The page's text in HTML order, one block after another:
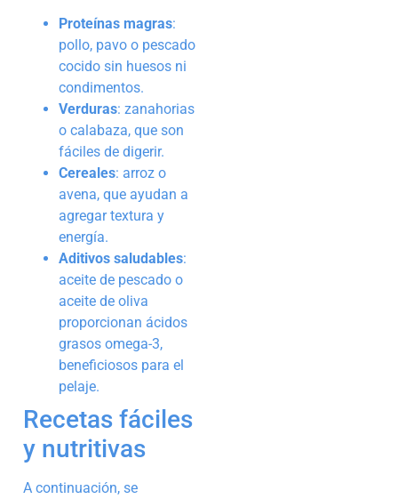
Proteínas magras:
pollo, pavo o pescado
cocido sin huesos ni
condimentos.
Verduras: zanahorias
o calabaza, que son
fáciles de digerir.
Cereales: arroz o
avena, que ayudan a
agregar textura y
energía.
Aditivos saludables:
aceite de pescado o
aceite de oliva
proporcionan ácidos
grasos omega-3,
beneficiosos para el
pelaje.
Recetas fáciles
y nutritivas
A continuación, se